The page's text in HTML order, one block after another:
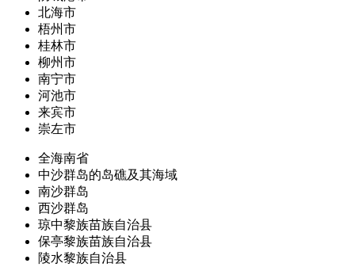
北海市
梧州市
桂林市
柳州市
南宁市
河池市
来宾市
崇左市
全海南省
中沙群岛的岛礁及其海域
南沙群岛
西沙群岛
琼中黎族苗族自治县
保亭黎族苗族自治县
陵水黎族自治县